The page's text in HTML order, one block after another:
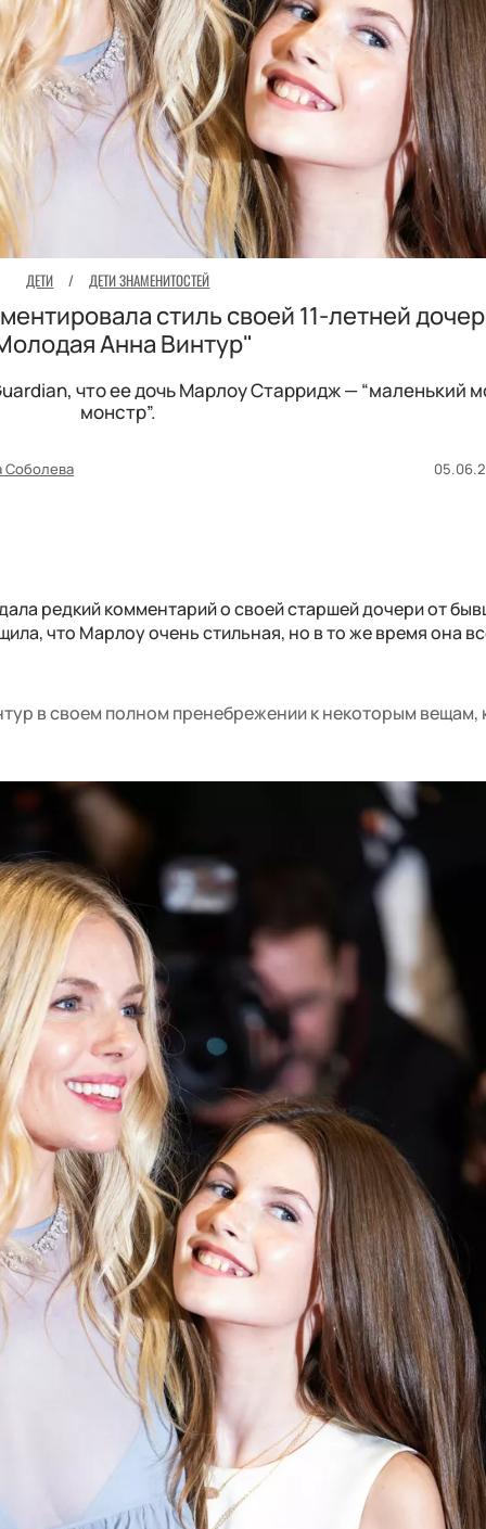
ДЕТИ / ДЕТИ ЗНАМЕНИТОСТЕЙ
стиль своей 11-летней
Анна Винтур"
что ее дочь Марлоу Старридж — “маленький
монстр”.
Соболева
редкий комментарий о своей старшей дочери от
что Марлоу очень стильная, но в то же время она
в своем полном пренебрежении к некоторым вещам,